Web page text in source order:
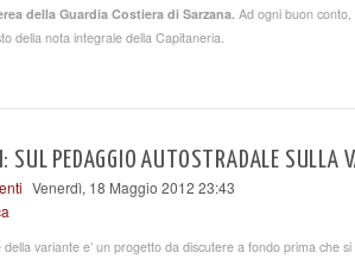
della Guardia Costiera di Sarzana. Ad ogni buon
della nota integrale della Capitaneria.
SUL PEDAGGIO AUTOSTRADALE SULLA
Venerdì, 18 Maggio 2012 23:43
variante e’ un progetto da discutere a fondo prima che